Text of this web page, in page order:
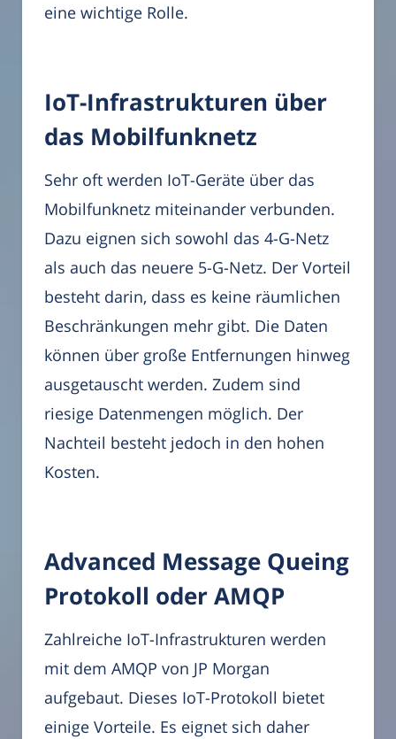
eine wichtige Rolle.
IoT-Infrastrukturen über
das Mobilfunknetz
Sehr oft werden IoT-Geräte über das
Mobilfunknetz miteinander verbunden.
Dazu eignen sich sowohl das 4-G-Netz
als auch das neuere 5-G-Netz. Der Vorteil
besteht darin, dass es keine räumlichen
Beschränkungen mehr gibt. Die Daten
können über große Entfernungen hinweg
ausgetauscht werden. Zudem sind
riesige Datenmengen möglich. Der
Nachteil besteht jedoch in den hohen
Kosten.
Advanced Message Queing
Protokoll oder AMQP
Zahlreiche IoT-Infrastrukturen werden
mit dem AMQP von JP Morgan
aufgebaut. Dieses IoT-Protokoll bietet
einige Vorteile. Es eignet sich daher